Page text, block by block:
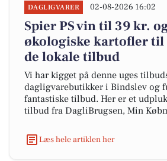
DAGLIGVARER 02-08-2026 16:02
Spier PS vin til 39 kr.
økologiske kartofler til
de lokale tilbud
Vi har kigget på denne uges
dagligvarebutikker i Bindslev og
fantastiske tilbud. Her er et
tilbud fra DagliBrugsen, Min
Læs hele artiklen her